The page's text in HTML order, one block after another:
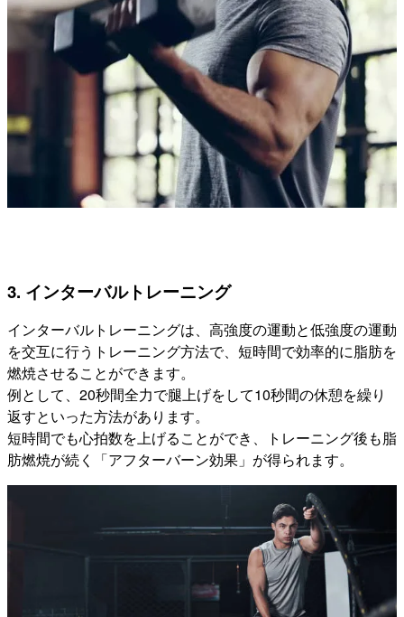
3. インターバルトレーニング
インターバルトレーニングは、高強度の運動と低強度の運動
を交互に行うトレーニング方法で、短時間で効率的に脂肪を
燃焼させることができます。
例として、20秒間全力で腿上げをして10秒間の休憩を繰り
返すといった方法があります。
短時間でも心拍数を上げることができ、トレーニング後も脂
肪燃焼が続く「アフターバーン効果」が得られます。